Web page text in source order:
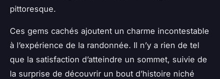
pittoresque.
Ces gems cachés ajoutent un charme incontestable
à l’expérience de la randonnée. Il n’y a rien de tel
que la satisfaction d’atteindre un sommet, suivie de
la surprise de découvrir un bout d’histoire niché